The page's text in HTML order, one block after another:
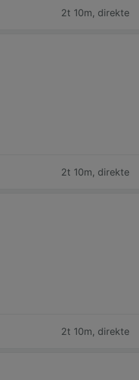
2t 10m, direkte
2t 10m, direkte
2t 10m, direkte